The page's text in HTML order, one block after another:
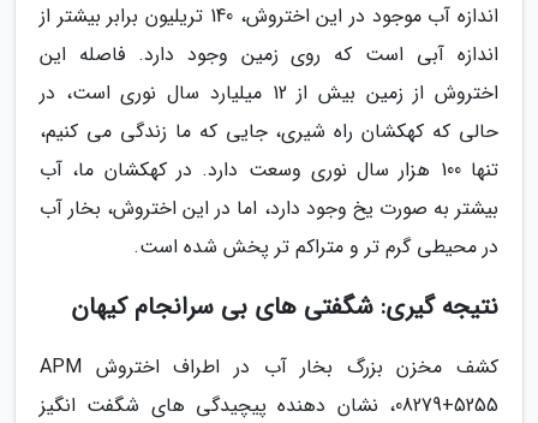
اندازه آب موجود در این اختروش، 140 تریلیون برابر بیشتر از
اندازه آبی است که روی زمین وجود دارد. فاصله این
اختروش از زمین بیش از 12 میلیارد سال نوری است، در
حالی که کهکشان راه شیری، جایی که ما زندگی می کنیم،
تنها 100 هزار سال نوری وسعت دارد. در کهکشان ما، آب
بیشتر به صورت یخ وجود دارد، اما در این اختروش، بخار آب
در محیطی گرم تر و متراکم تر پخش شده است.
نتیجه گیری: شگفتی های بی سرانجام کیهان
کشف مخزن بزرگ بخار آب در اطراف اختروش APM
08279+5255، نشان دهنده پیچیدگی های شگفت انگیز